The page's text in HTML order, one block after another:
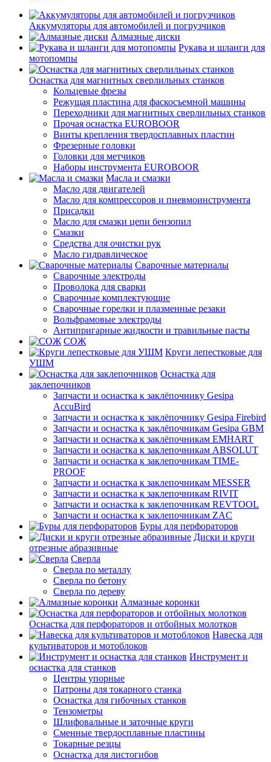
Аккумуляторы для автомобилей и погрузчиков
Алмазные диски
Рукава и шланги для
мотопомпы
Оснастка для магнитных сверлильных станков
Кольцевые фрезы
Режущая пластина для фаскосъемной машины
Переходники для магнитных сверлильных станков
Прочая оснастка EUROBOOR
Винты крепления твердосплавных пластин
Фрезерные головки
Головки для метчиков
Наборы инструмента EUROBOOR
Масла и смазки
Масло для двигателей
Масло для компрессоров и пневмоинструмента
Присадки
Масло для смазки цепи бензопил
Смазки
Средства для очистки рук
Масло гидравлическое
Сварочные материалы
Сварочные электроды
Проволока для сварки
Сварочные комплектующие
Сварочные горелки и плазменные резаки
Вольфрамовые электроды
Антипригарные жидкости и травильные пасты
СОЖ
Круги лепестковые для
УШМ
Оснастка для
заклепочников
Запчасти и оснастка к заклёпочнику Gesipa
AccuBird
Запчасти и оснастка к заклёпочнику Gesipa Firebird
Запчасти и оснастка к заклёпочникам Gesipa GBM
Запчасти и оснастка к заклёпочникам EMHART
Запчасти и оснастка к заклепочникам ABSOLUT
Запчасти и оснастка к заклепочникам TIME-
PROOF
Запчасти и оснастка к заклепочникам MESSER
Запчасти и оснастка к заклепочникам RIVIT
Запчасти и оснастка к заклепочникам REVTOOL
Запчасти и оснастка к заклепочникам ZAC
Буры для перфораторов
Диски и круги
отрезные абразивные
Сверла
Сверла по металлу
Сверла по бетону
Сверла по дереву
Алмазные коронки
Оснастка для перфораторов и отбойных молотков
Навеска для
культиваторов и мотоблоков
Инструмент и
оснастка для станков
Центры упорные
Патроны для токарного станка
Оснастка для гибочных станков
Тензометры
Шлифовальные и заточные круги
Сменные твердосплавные пластины
Токарные резцы
Оснастка для листогибов